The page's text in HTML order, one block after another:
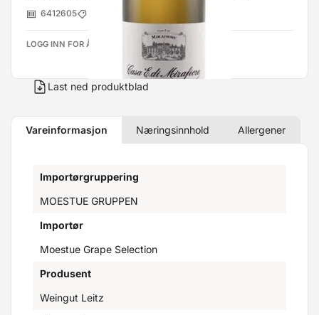
6412605
LOGG INN FOR Å SE PRISER
Last ned produktblad
Vareinformasjon Næringsinnhold Allergener
Importørgruppering
MOESTUE GRUPPEN
Importør
Moestue Grape Selection
Produsent
Weingut Leitz